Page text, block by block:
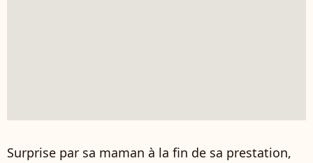
Surprise par sa maman à la fin de sa prestation,